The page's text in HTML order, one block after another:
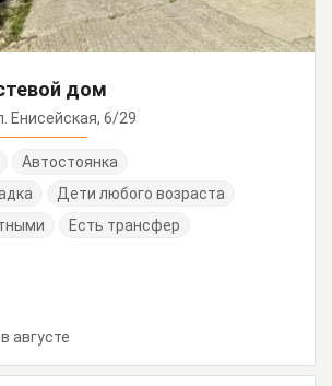
дом
Енисейская, 6/29
Автостоянка
Дети любого возраста
Есть трансфер
в августе